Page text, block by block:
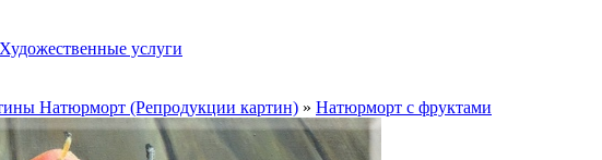
Художественные услуги
Натюрморт (Репродукции картин) » Натюрморт с фруктами